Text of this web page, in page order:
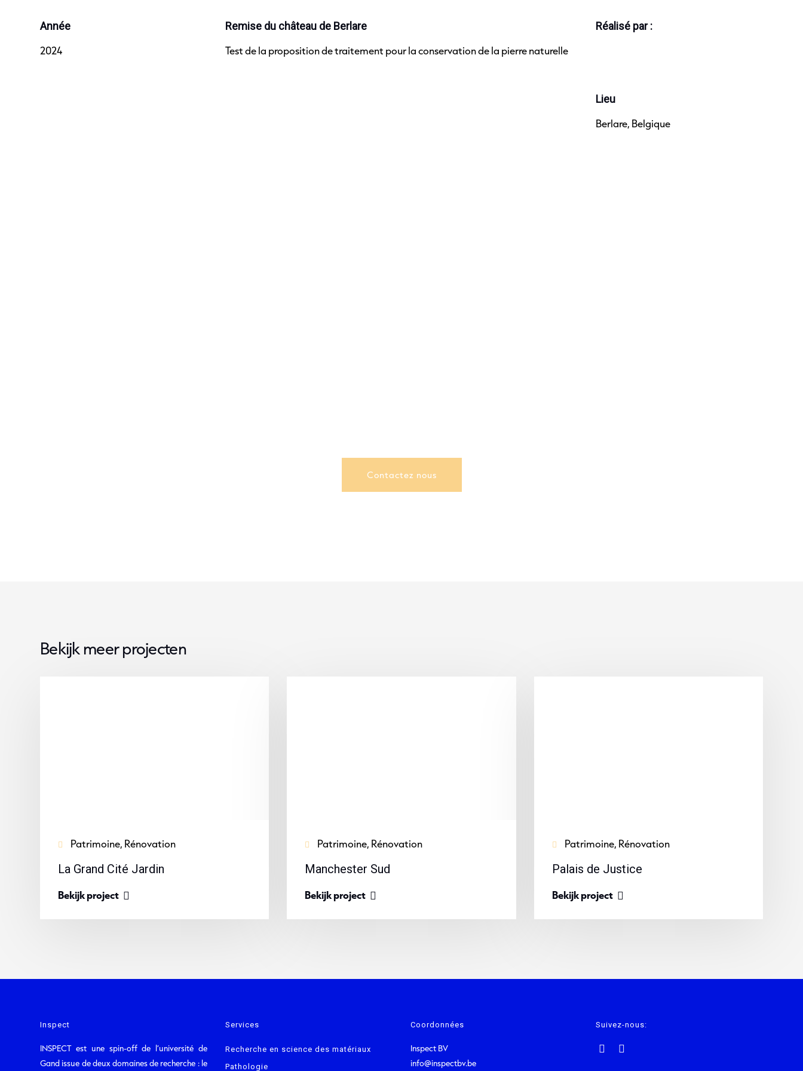
Année
2024
Remise du château de Berlare
Test de la proposition de traitement pour la conservation de la pierre naturelle
Réalisé par :
Lieu
Berlare, Belgique
Contactez nous
Bekijk meer projecten
Patrimoine, Rénovation
La Grand Cité Jardin
Bekijk project
Patrimoine, Rénovation
Manchester Sud
Bekijk project
Patrimoine, Rénovation
Palais de Justice
Bekijk project
Inspect
INSPECT est une spin-off de l’université de
Gand issue de deux domaines de recherche : le
Services
Recherche en science des matériaux
Pathologie
Coordonnées
Inspect BV
info@inspectbv.be
Suivez-nous: